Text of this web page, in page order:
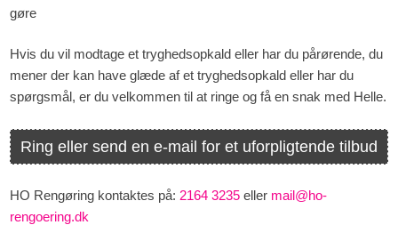
gøre
Hvis du vil modtage et tryghedsopkald eller har du pårørende, du
mener der kan have glæde af et tryghedsopkald eller har du
spørgsmål, er du velkommen til at ringe og få en snak med Helle.
Ring eller send en e-mail for et uforpligtende tilbud
HO Rengøring kontaktes på: 2164 3235 eller mail@ho-
rengoering.dk